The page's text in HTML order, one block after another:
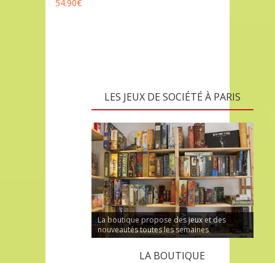
54.90€
LES JEUX DE SOCIÉTÉ À PARIS
La boutique propose des jeux et des
nouveautés toutes les semaines
LA BOUTIQUE